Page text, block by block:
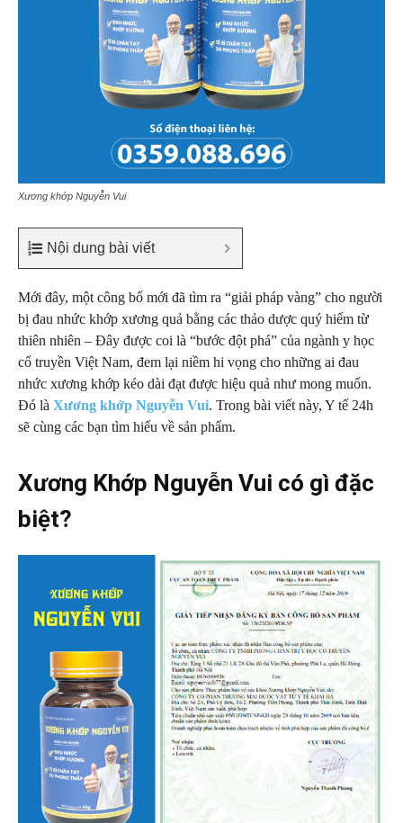
Xương khớp Nguyễn Vui
Nội dung bài viết
Mới đây, một công bố mới đã tìm ra “giải pháp vàng” cho người
bị đau nhức khớp xương quả bằng các thảo dược quý hiếm từ
thiên nhiên – Đây được coi là “bước đột phá” của ngành y học
cổ truyền Việt Nam, đem lại niềm hi vọng cho những ai đau
nhức xương khớp kéo dài đạt được hiệu quả như mong muốn.
Đó là Xương khớp Nguyễn Vui. Trong bài viết này, Y tế 24h
sẽ cùng các bạn tìm hiểu về sản phẩm.
Xương Khớp Nguyễn Vui có gì đặc
biệt?